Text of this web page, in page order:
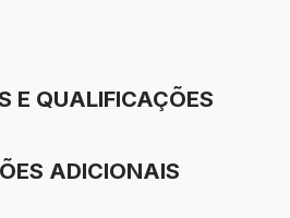
E QUALIFICAÇÕES
ADICIONAIS